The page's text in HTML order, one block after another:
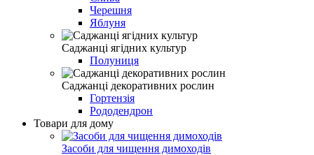
Черешня
Яблуня
Саджанці ягідних культур
Полуниця
Саджанці декоративних рослин
Гортензія
Рододендрон
Товари для дому
Засоби для чищення димоходів